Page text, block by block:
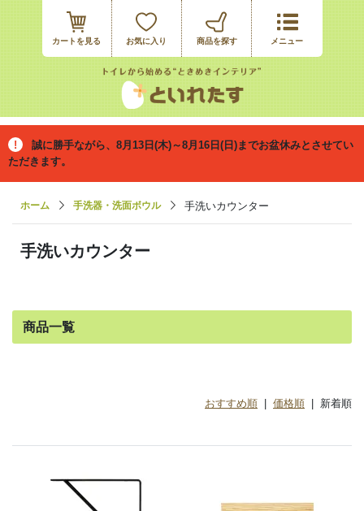
カートを見る お気に入り
誠に勝手ながら、8月13日(木)～8月16日(日)までお盆休みとさせてい
ただきます。
ホーム 手洗器・洗面ボウル 手洗いカウンター
手洗いカウンター
商品一覧
おすすめ順 価格順 | 新着順